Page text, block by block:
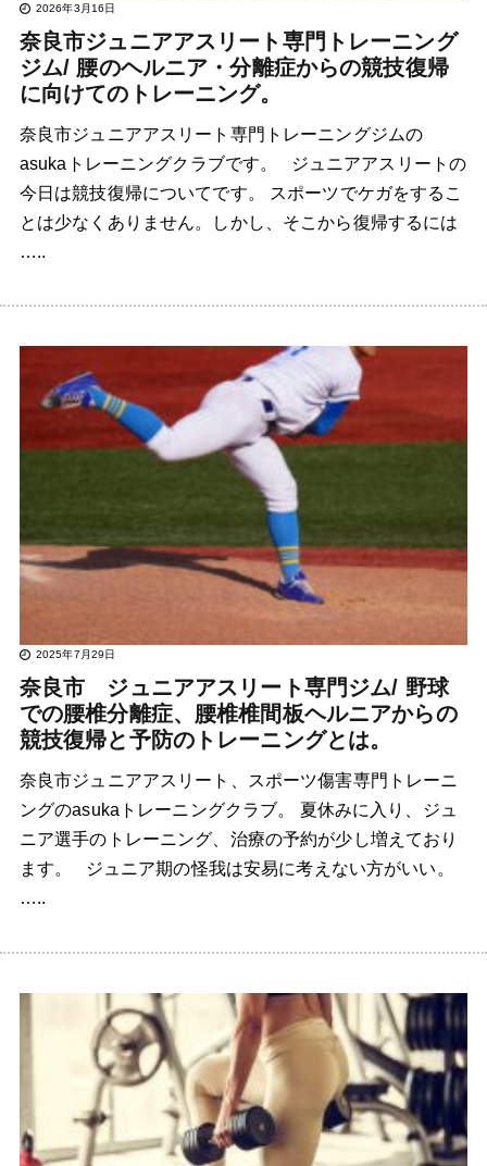
2026年3月16日
奈良市ジュニアアスリート専門トレーニング
ジム/ 腰のヘルニア・分離症からの競技復帰
に向けてのトレーニング。
奈良市ジュニアアスリート専門トレーニングジムの
asukaトレーニングクラブです。 ジュニアアスリートの
今日は競技復帰についてです。 スポーツでケガをするこ
とは少なくありません。しかし、そこから復帰するには
…..
2025年7月29日
奈良市 ジュニアアスリート専門ジム/ 野球
での腰椎分離症、腰椎椎間板ヘルニアからの
競技復帰と予防のトレーニングとは。
奈良市ジュニアアスリート、スポーツ傷害専門トレーニ
ングのasukaトレーニングクラブ。 夏休みに入り、ジュ
ニア選手のトレーニング、治療の予約が少し増えており
ます。 ジュニア期の怪我は安易に考えない方がいい。
…..